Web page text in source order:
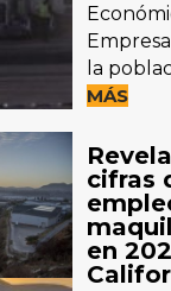
la
MÁS
cifras
en